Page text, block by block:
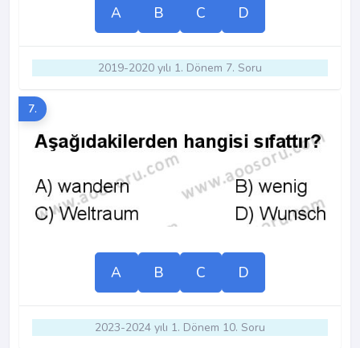
A B C D
2019-2020 yılı 1. Dönem 7. Soru
7.
A B C D
2023-2024 yılı 1. Dönem 10. Soru